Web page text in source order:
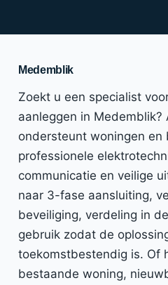
Medemblik
Zoekt u een specialist
aanleggen in Medemblik?
ondersteunt woningen en
professionele
communicatie en veilige
naar 3-fase aansluiting,
beveiliging, verdeling in
gebruik zodat de
toekomstbestendig is. Of
bestaande woning,